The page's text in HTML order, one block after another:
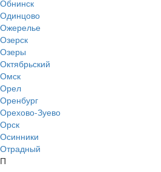
Обнинск
Одинцово
Ожерелье
Озерск
Озеры
Октябрьский
Омск
Орел
Оренбург
Орехово-Зуево
Орск
Осинники
Отрадный
П